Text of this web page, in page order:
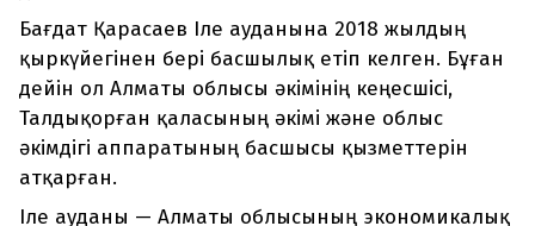
Бағдат Қарасаев Іле ауданына 2018 жылдың
қыркүйегінен бері басшылық етіп келген. Бұған
дейін ол Алматы облысы әкімінің кеңесшісі,
Талдықорған қаласының әкімі және облыс
әкімдігі аппаратының басшысы қызметтерін
атқарған.
Іле ауданы — Алматы облысының экономикалық